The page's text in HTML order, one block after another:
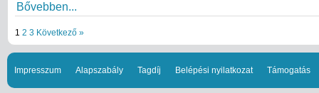
Bővebben...
1 2 3 Következő »
Impresszum Alapszabály Tagdíj Belépési nyilatkozat Támogatás